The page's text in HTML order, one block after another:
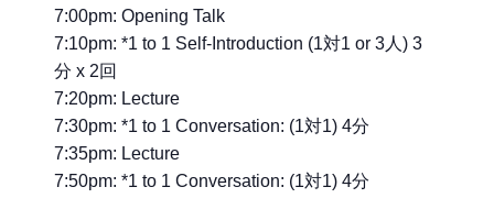
7:00pm: Opening Talk
7:10pm: *1 to 1 Self-Introduction (1対1 or 3人) 3
分 x 2回
7:20pm: Lecture
7:30pm: *1 to 1 Conversation: (1対1) 4分
7:35pm: Lecture
7:50pm: *1 to 1 Conversation: (1対1) 4分